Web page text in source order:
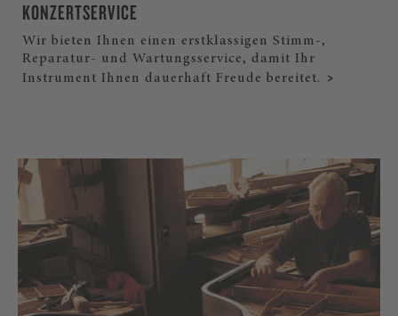
KONZERTSERVICE
Wir bieten Ihnen einen erstklassigen Stimm-,
Reparatur- und Wartungsservice, damit Ihr
Instrument Ihnen dauerhaft Freude bereitet.